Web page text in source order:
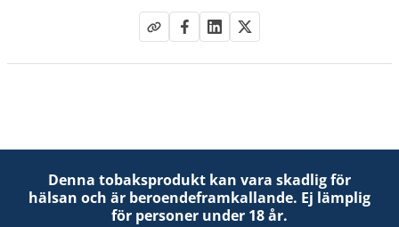
Denna tobaksprodukt kan vara skadlig för
hälsan och är beroendeframkallande. Ej lämplig
för personer under 18 år.